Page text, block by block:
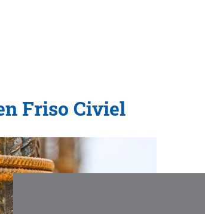
Friso Civiel